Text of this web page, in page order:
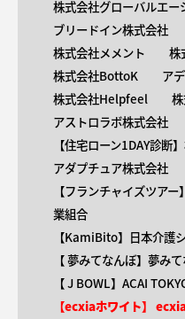
株式会社グローバルエー
ブリードイン株式会社
株式会社メメント
株
株式会社BottoK
ア
株式会社Helpfeel
アストロラボ株式会社
【住宅ローン1DAY診断
アダプチュア株式会社
【​フランチャイズツア
業組合
【KamiBito​】日本介護
【 ​夢みてなんぼ】夢み
【 ​J BOWL】ACAI
【​ecxiaホワイト】